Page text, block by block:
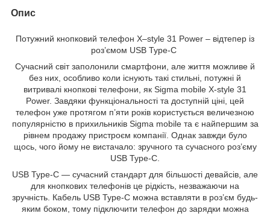
Опис
Потужний кнопковий телефон X–style 31 Power – відтепер із
роз’ємом USB Type-C
Сучасний світ заполонили смартфони, але життя можливе й
без них, особливо коли існують такі стильні, потужні й
витривалі кнопкові телефони, як Sigma mobile X-style 31
Power. Завдяки функціональності та доступній ціні, цей
телефон уже протягом п’яти років користується величезною
популярністю в прихильників Sigma mobile та є найпершим за
рівнем продажу пристроєм компанії. Однак завжди було
щось, чого йому не вистачало: зручного та сучасного роз’єму
USB Type-C.
USB Type-C — сучасний стандарт для більшості девайсів, але
для кнопкових телефонів це рідкість, незважаючи на
зручність. Кабель USB Type-C можна вставляти в роз’єм будь-
яким боком, тому підключити телефон до зарядки можна